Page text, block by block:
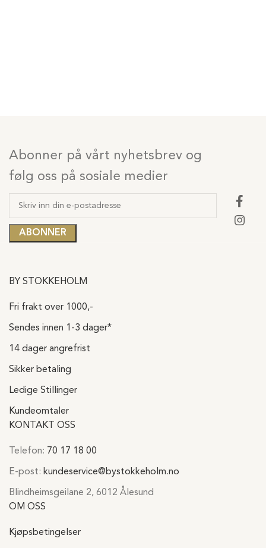
Abonner på vårt nyhetsbrev og
følg oss på sosiale medier
BY STOKKEHOLM
Fri frakt over 1000,-
Sendes innen 1-3 dager*
14 dager angrefrist
Sikker betaling
Ledige Stillinger
Kundeomtaler
KONTAKT OSS
Telefon: 70 17 18 00
E-post: kundeservice@bystokkeholm.no
Blindheimsgeilane 2, 6012 Ålesund
OM OSS
Kjøpsbetingelser